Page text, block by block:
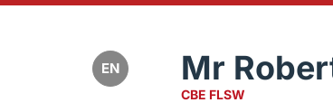
EN Mr
CBE FLSW